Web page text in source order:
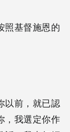
照基督施恩的
以前，就已認
，我選定你作